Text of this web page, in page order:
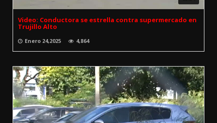
Video: Conductora se estrella contra supermercado en
Trujillo Alto
Enero 24,2025 4,864